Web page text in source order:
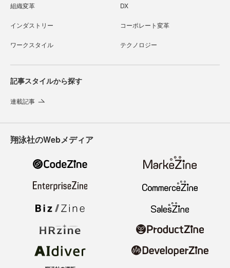
組織変革 DX
インダストリー コーポレート変革
ワークスタイル テクノロジー
記事スタイルから探す
連載記事
翔泳社のWebメディア